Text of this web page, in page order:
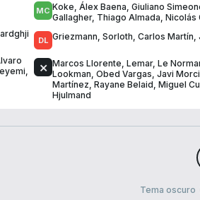
Koke Álex Baena Giuliano
Gallagher, Thiago Almada Nicolás
Griezmann Sorloth Carlos Martín
Marcos Llorente Lemar, Le
Lookman Obed Vargas Javi
Martínez Rayane Belaid Miguel
Hjulmand
Tema oscuro